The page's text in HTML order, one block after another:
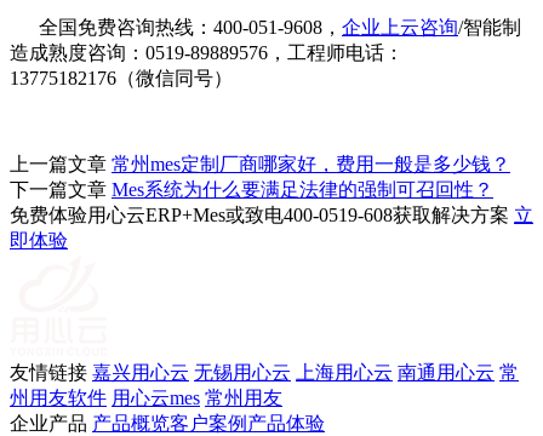
全国免费咨询热线：400-051-9608， 企业上云咨询/智能制
造成熟度咨询：0519-89889576，工程师电话：
13775182176（微信同号）
上一篇文章 常州mes定制厂商哪家好，费用一般是多少钱？
下一篇文章 Mes系统为什么要满足法律的强制可召回性？
免费体验用心云ERP+Mes或致电400-0519-608获取解决方案 立
即体验
友情链接 嘉兴用心云 无锡用心云 上海用心云 南通用心云 常
州用友软件 用心云mes 常州用友
企业产品 产品概览客户案例 产品体验